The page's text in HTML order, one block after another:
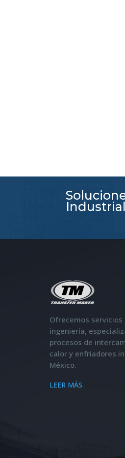
Ofrecemos
ingeniería,
procesos de
calor y enfriadores
México.
LEER MÁS